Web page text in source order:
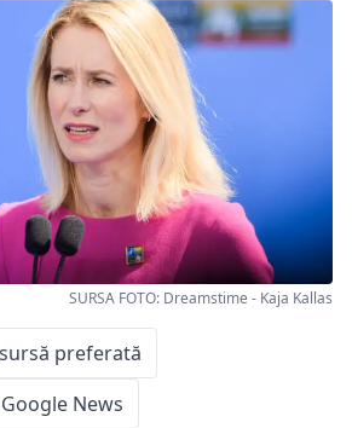
SURSA FOTO: Dreamstime - Kaja Kallas
preferată
News